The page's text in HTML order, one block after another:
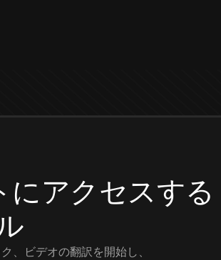
にアクセスする
、ビデオの翻訳を開始し、